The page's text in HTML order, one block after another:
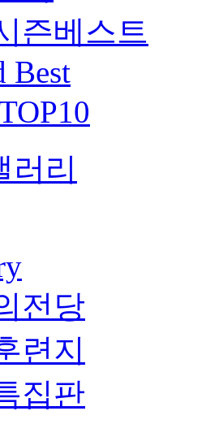
즌베스트
Best
러리
전당
련지
집판